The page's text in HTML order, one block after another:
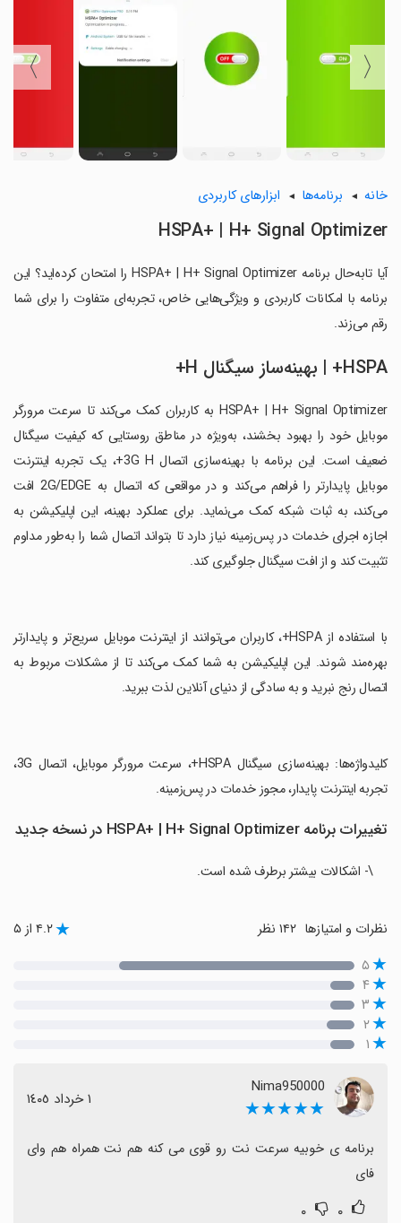
〈
〉
خانه برنامه‌ها ابزارهای کاربردی
HSPA+ | H+ Signal Optimizer
آیا تابه‌حال برنامه HSPA+ | H+ Signal Optimizer را امتحان کرده‌اید؟ این
برنامه با امکانات کاربردی و ویژگی‌هایی خاص، تجربه‌ای متفاوت را برای شما
رقم می‌زند.
HSPA+ | بهینه‌ساز سیگنال H+
HSPA+ | H+ Signal Optimizer به کاربران کمک می‌کند تا سرعت مرورگر
موبایل خود را بهبود بخشند، به‌ویژه در مناطق روستایی که کیفیت سیگنال
ضعیف است. این برنامه با بهینه‌سازی اتصال 3G H+، یک تجربه اینترنت
موبایل پایدارتر را فراهم می‌کند و در مواقعی که اتصال به 2G/EDGE افت
می‌کند، به ثبات شبکه کمک می‌نماید. برای عملکرد بهینه، این اپلیکیشن به
اجازه اجرای خدمات در پس‌زمینه نیاز دارد تا بتواند اتصال شما را به‌طور مداوم
تثبیت کند و از افت سیگنال جلوگیری کند.
‏با استفاده از HSPA+، کاربران می‌توانند از اینترنت موبایل سریع‌تر و پایدارتر
بهره‌مند شوند. این اپلیکیشن به شما کمک می‌کند تا از مشکلات مربوط به
اتصال رنج نبرید و به سادگی از دنیای آنلاین لذت ببرید.
‏کلیدواژه‌ها: بهینه‌سازی سیگنال HSPA+، سرعت مرورگر موبایل، اتصال 3G،
تجربه اینترنت پایدار، مجوز خدمات در پس‌زمینه.
تغییرات برنامه HSPA+ | H+ Signal Optimizer در نسخه جدید
\- اشکالات بیشتر برطرف شده است.
نظرات و امتیازها ۴.۲ از ۵
۵
۴
۳
۲
۱
Nima950000
★★★★★ ١ خرداد ١٤٠٥
فای
۰ ۰